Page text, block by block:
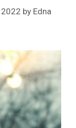
2022 by Edna